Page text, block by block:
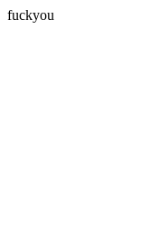
fuckyou